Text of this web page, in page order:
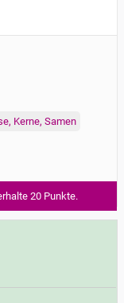
Kerne, Samen
20 Punkte.